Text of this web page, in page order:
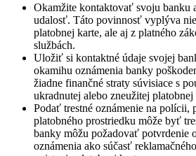
Okamžite kontaktovať svoju banku
udalosť. Táto povinnosť vyplýva
platobnej karte, ale aj z platného
službách.
Uložiť si kontaktné údaje svojej
okamihu oznámenia banky
žiadne finančné straty súvisiace s
ukradnutej alebo zneužitej platobnej
Podať trestné oznámenie na polícii,
platobného prostriedku môže byť
banky môžu požadovať potvrdenie
oznámenia ako súčasť